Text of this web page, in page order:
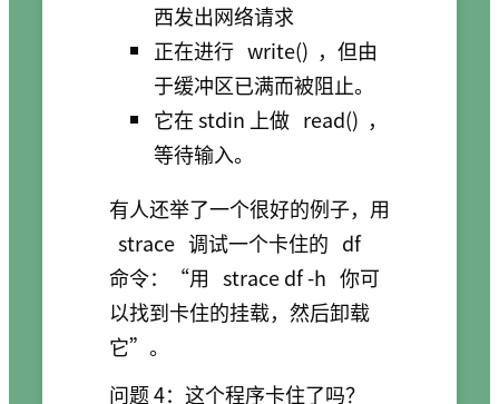
西发出网络请求
正在进行 write() ，但由
于缓冲区已满而被阻止。
它在 stdin 上做 read() ，
等待输入。
有人还举了一个很好的例子，用
strace 调试一个卡住的 df
命令：“用 strace df -h 你可
以找到卡住的挂载，然后卸载
它”。
问题 4：这个程序卡住了吗？